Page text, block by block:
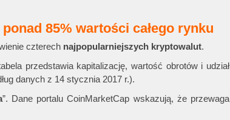
85% wartości całego rynku
czterech najpopularniejszych kryptowalut.
przedstawia kapitalizację, wartość obrotów i udział
danych z 14 stycznia 2017 r.).
”. Dane portalu CoinMarketCap wskazują, że przewaga